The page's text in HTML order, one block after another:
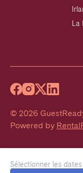
Sélectionner les
La
© 2026
Powered by
Welcome!